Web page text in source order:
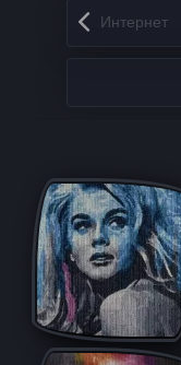
Запись навигация
Интернет